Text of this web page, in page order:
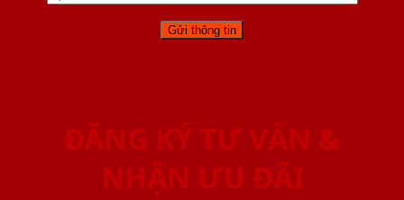
ĐĂNG KÝ TƯ VẤN &
NHẬN ƯU ĐÃI